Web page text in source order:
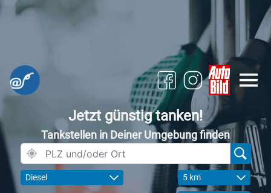
Jetzt günstig tanken!
Tankstellen in Deiner Umgebung finden
Diesel 5 km